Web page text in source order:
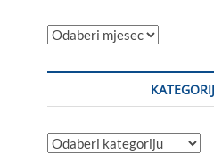
Sve
Kategorije